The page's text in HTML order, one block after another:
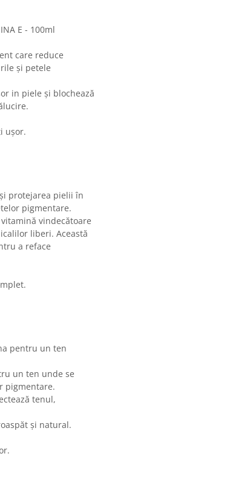
E - 100ml
care reduce
și petele
in piele și blochează
ușor.
protejarea pielii în
pigmentare.
vindecătoare
liberi. Această
a reface
pentru un ten
un ten unde se
pigmentare.
tenul,
și natural.